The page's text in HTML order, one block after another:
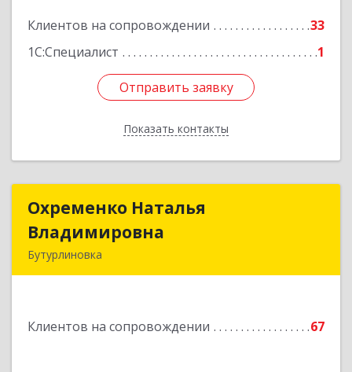
Клиентов на сопровождении
33
1С:Специалист
1
Отправить заявку
Показать контакты
Отправить заявку
Назад
Охременко Наталья
Владимировна
Бутурлиновка
Клиентов на сопровождении 67
Охременко Наталья